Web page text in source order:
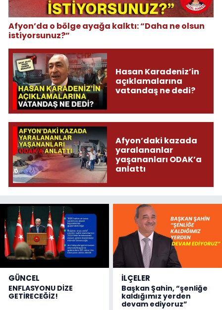
Afyon’da o bölge ayağa kalktı: “Daha ne olsun
istiyorsunuz?”
Hasan Karadeniz’in
açıklamalarına
vatandaş ne dedi?
Afyon’daki kazada
yaralananlar
yaşananları ODAK’a
anlattı
GÜNCEL
ENFLASYONU DİZE
GETİRECEĞİZ!
İLÇELER
Başkan Şahin, “şenliğe
kaldığımız yerden
devam ediyoruz”